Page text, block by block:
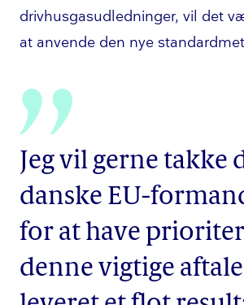
driv­hus­gas­ud­led­nin­ger, vil det
at anvende den nye
Jeg vil gerne takke
danske EU-
for at have
denne vigtige